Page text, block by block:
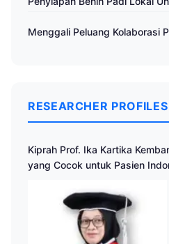
Menggali Peluang Kolaborasi
RESEARCHER PROFILES
Kiprah Prof. Ika Kartika
yang Cocok untuk Pasien